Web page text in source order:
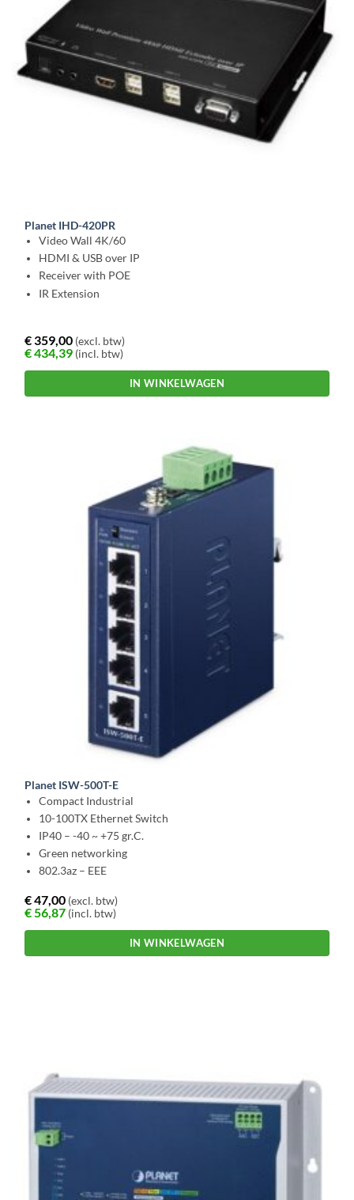
Planet IHD-420PR
Video Wall 4K/60
HDMI & USB over IP
Receiver with POE
IR Extension
€359,00 (excl. btw)
€434,39 (incl. btw)
IN WINKELWAGEN
Planet ISW-500T-E
Compact Industrial
10-100TX Ethernet Switch
IP40 – -40 ~ +75 gr.C.
Green networking
802.3az – EEE
€47,00 (excl. btw)
€56,87 (incl. btw)
IN WINKELWAGEN